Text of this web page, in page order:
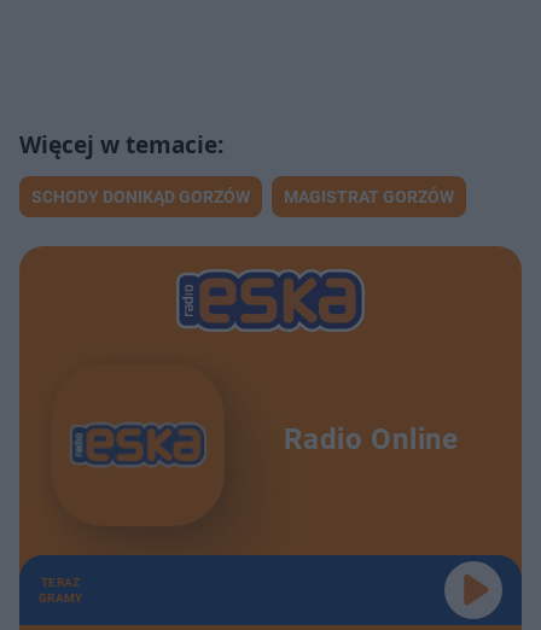
SCHODY DONIKĄD GORZÓW MAGISTRAT GORZÓW
Radio Online
TERAZ
GRAMY